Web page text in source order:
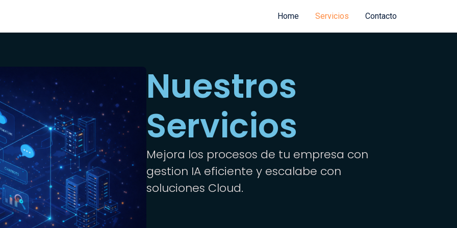
Home Servicios Contacto
Nuestros
Servicios
Mejora los procesos de tu empresa con
gestion IA eficiente y escalabe con
soluciones Cloud.